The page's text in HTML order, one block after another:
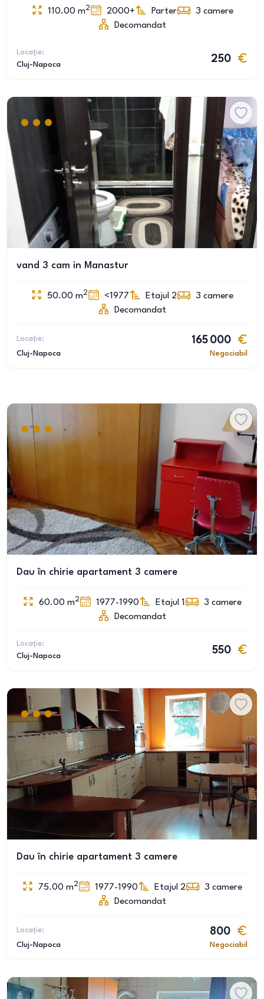
110.00 m2 2000+ Parter 3 camere
Decomandat
Locație:
Cluj-Napoca
250
vand 3 cam in Manastur
50.00 m2 <1977 Etajul 2 3 camere
Decomandat
Locație:
Cluj-Napoca
165 000
Negociabil
Dau în chirie apartament 3 camere
60.00 m2 1977-1990 Etajul 1 3 camere
Decomandat
Locație:
Cluj-Napoca
550
Dau în chirie apartament 3 camere
75.00 m2 1977-1990 Etajul 2 3 camere
Decomandat
Locație:
Cluj-Napoca
800
Negociabil